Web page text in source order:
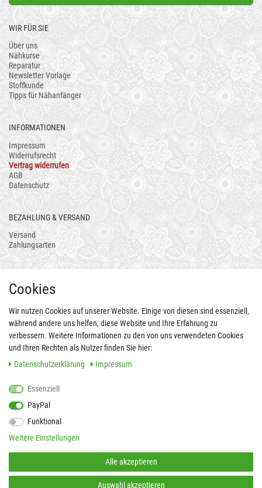
WIR FÜR SIE
Über uns
Nähkurse
Reparatur
Newsletter Vorlage
Stoffkunde
Tipps für Nähanfänger
INFORMATIONEN
Impressum
Widerrufsrecht
Vertrag widerrufen
AGB
Datenschutz
BEZAHLUNG & VERSAND
Versand
Zahlungsarten
FOLGEN SIE UNS AUCH AUF
Cookies
Wir nutzen Cookies auf unserer Website. Einige von diesen sind essenziell,
während andere uns helfen, diese Website und Ihre Erfahrung zu
verbessern. Weitere Informationen zu den von uns verwendeten Cookies
und Ihren Rechten als Nutzer finden Sie hier:
Daten­schutz­erklärung
Impressum
Essenziell
PayPal
Funktional
Weitere Einstellungen
Alle akzeptieren
Auswahl akzeptieren